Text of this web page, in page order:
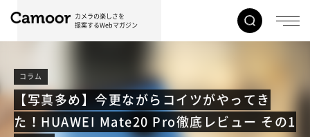
カメラの楽しさを
提案するWebマガジン
コラム
【写真多め】今更ながらコイツがやってき
た！HUAWEI Mate20 Pro徹底レビュー その1